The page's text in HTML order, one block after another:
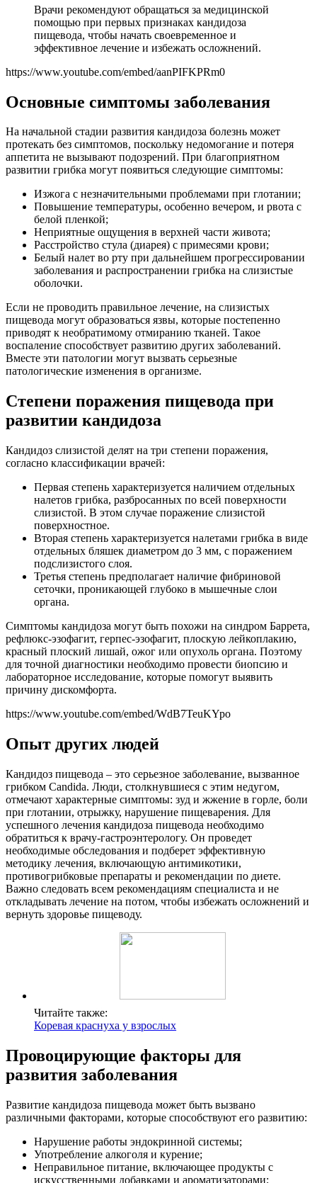
Врачи рекомендуют обращаться за медицинской
помощью при первых признаках кандидоза
пищевода, чтобы начать своевременное и
эффективное лечение и избежать осложнений.
https://www.youtube.com/embed/aanPIFKPRm0
Основные симптомы заболевания
На начальной стадии развития кандидоза болезнь может
протекать без симптомов, поскольку недомогание и потеря
аппетита не вызывают подозрений. При благоприятном
развитии грибка могут появиться следующие симптомы:
Изжога с незначительными проблемами при глотании;
Повышение температуры, особенно вечером, и рвота с
белой пленкой;
Неприятные ощущения в верхней части живота;
Расстройство стула (диарея) с примесями крови;
Белый налет во рту при дальнейшем прогрессировании
заболевания и распространении грибка на слизистые
оболочки.
Если не проводить правильное лечение, на слизистых
пищевода могут образоваться язвы, которые постепенно
приводят к необратимому отмиранию тканей. Такое
воспаление способствует развитию других заболеваний.
Вместе эти патологии могут вызвать серьезные
патологические изменения в организме.
Степени поражения пищевода при
развитии кандидоза
Кандидоз слизистой делят на три степени поражения,
согласно классификации врачей:
Первая степень характеризуется наличием отдельных
налетов грибка, разбросанных по всей поверхности
слизистой. В этом случае поражение слизистой
поверхностное.
Вторая степень характеризуется налетами грибка в виде
отдельных бляшек диаметром до 3 мм, с поражением
подслизистого слоя.
Третья степень предполагает наличие фибриновой
сеточки, проникающей глубоко в мышечные слои
органа.
Симптомы кандидоза могут быть похожи на синдром Баррета,
рефлюкс-эзофагит, герпес-эзофагит, плоскую лейкоплакию,
красный плоский лишай, ожог или опухоль органа. Поэтому
для точной диагностики необходимо провести биопсию и
лабораторное исследование, которые помогут выявить
причину дискомфорта.
https://www.youtube.com/embed/WdB7TeuKYpo
Опыт других людей
Кандидоз пищевода – это серьезное заболевание, вызванное
грибком Candida. Люди, столкнувшиеся с этим недугом,
отмечают характерные симптомы: зуд и жжение в горле, боли
при глотании, отрыжку, нарушение пищеварения. Для
успешного лечения кандидоза пищевода необходимо
обратиться к врачу-гастроэнтерологу. Он проведет
необходимые обследования и подберет эффективную
методику лечения, включающую антимикотики,
противогрибковые препараты и рекомендации по диете.
Важно следовать всем рекомендациям специалиста и не
откладывать лечение на потом, чтобы избежать осложнений и
вернуть здоровье пищеводу.
Читайте также:
Коревая краснуха у взрослых
Провоцирующие факторы для
развития заболевания
Развитие кандидоза пищевода может быть вызвано
различными факторами, которые способствуют его развитию:
Нарушение работы эндокринной системы;
Употребление алкоголя и курение;
Неправильное питание, включающее продукты с
искусственными добавками и ароматизаторами;